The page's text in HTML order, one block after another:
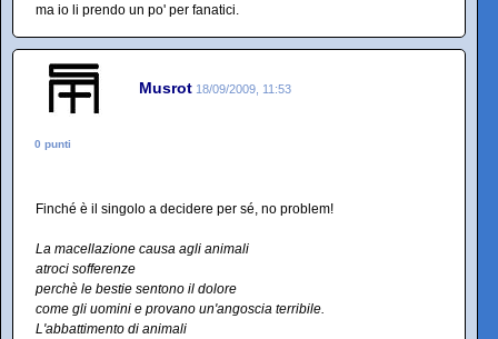
ma io li prendo un po' per fanatici.
Musrot 18/09/2009, 11:53
0 punti
Finché è il singolo a decidere per sé, no problem!
La macellazione causa agli animali
atroci sofferenze
perchè le bestie sentono il dolore
come gli uomini e provano un'angoscia terribile.
L'abbattimento di animali